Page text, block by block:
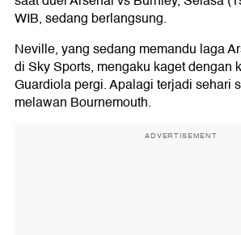
WIB, sedang berlangsung.
Neville, yang sedang memandu laga
di Sky Sports, mengaku kaget dengan
Guardiola pergi. Apalagi terjadi sehari
melawan Bournemouth.
ADVERTISEMENT